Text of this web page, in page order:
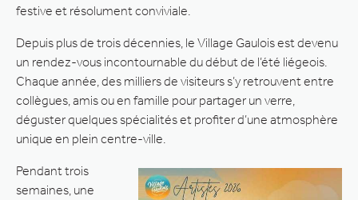
festive et résolument conviviale.
Depuis plus de trois décennies, le Village Gaulois est devenu
un rendez-vous incontournable du début de l’été liégeois.
Chaque année, des milliers de visiteurs s’y retrouvent entre
collègues, amis ou en famille pour partager un verre,
déguster quelques spécialités et profiter d’une atmosphère
unique en plein centre-ville.
Pendant trois
semaines, une